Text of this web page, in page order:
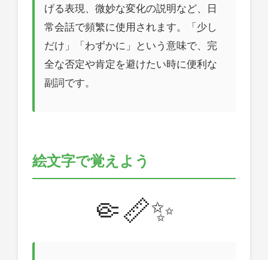
げる表現、微妙な変化の説明など、日
常会話で頻繁に使用されます。「少し
だけ」「わずかに」という意味で、完
全な否定や肯定を避けたい時に便利な
副詞です。
絵文字で覚えよう
🤏📏✨